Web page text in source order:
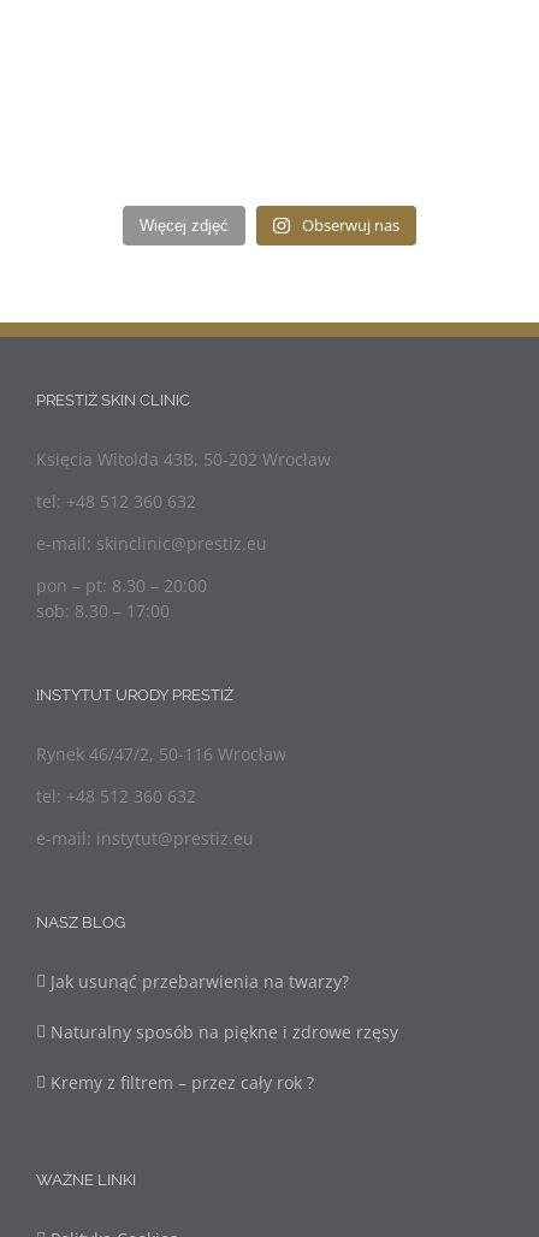
Więcej zdjęć Obserwuj nas
PRESTIŻ SKIN CLINIC
Księcia Witolda 43B, 50-202 Wrocław
tel: +48 512 360 632
e-mail: skinclinic@prestiz.eu
pon – pt: 8.30 – 20:00
sob: 8.30 – 17:00
INSTYTUT URODY PRESTIŻ
Rynek 46/47/2, 50-116 Wrocław
tel: +48 512 360 632
e-mail: instytut@prestiz.eu
NASZ BLOG
Jak usunąć przebarwienia na twarzy?
Naturalny sposób na piękne i zdrowe rzęsy
Kremy z filtrem – przez cały rok ?
WAŻNE LINKI